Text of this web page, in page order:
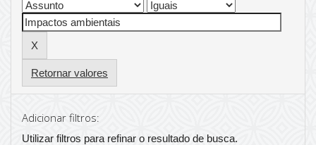
Retornar valores
Adicionar filtros:
Utilizar filtros para refinar o resultado de busca.